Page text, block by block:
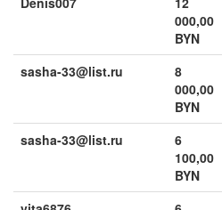
000,00
BYN
sasha-33@list.ru
8
000,00
BYN
sasha-33@list.ru
6
100,00
BYN